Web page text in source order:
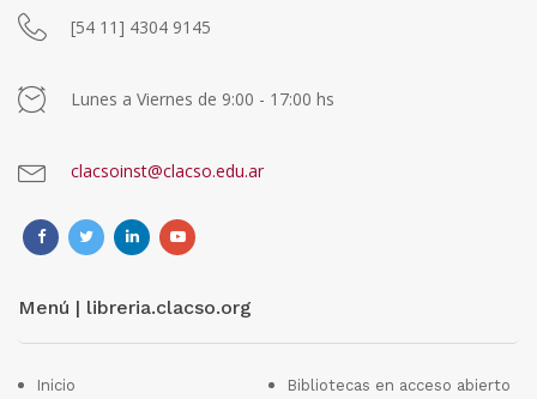
[54 11] 4304 9145
Lunes a Viernes de 9:00 - 17:00 hs
clacsoinst@clacso.edu.ar
Menú | libreria.clacso.org
Inicio Bibliotecas en acceso abierto